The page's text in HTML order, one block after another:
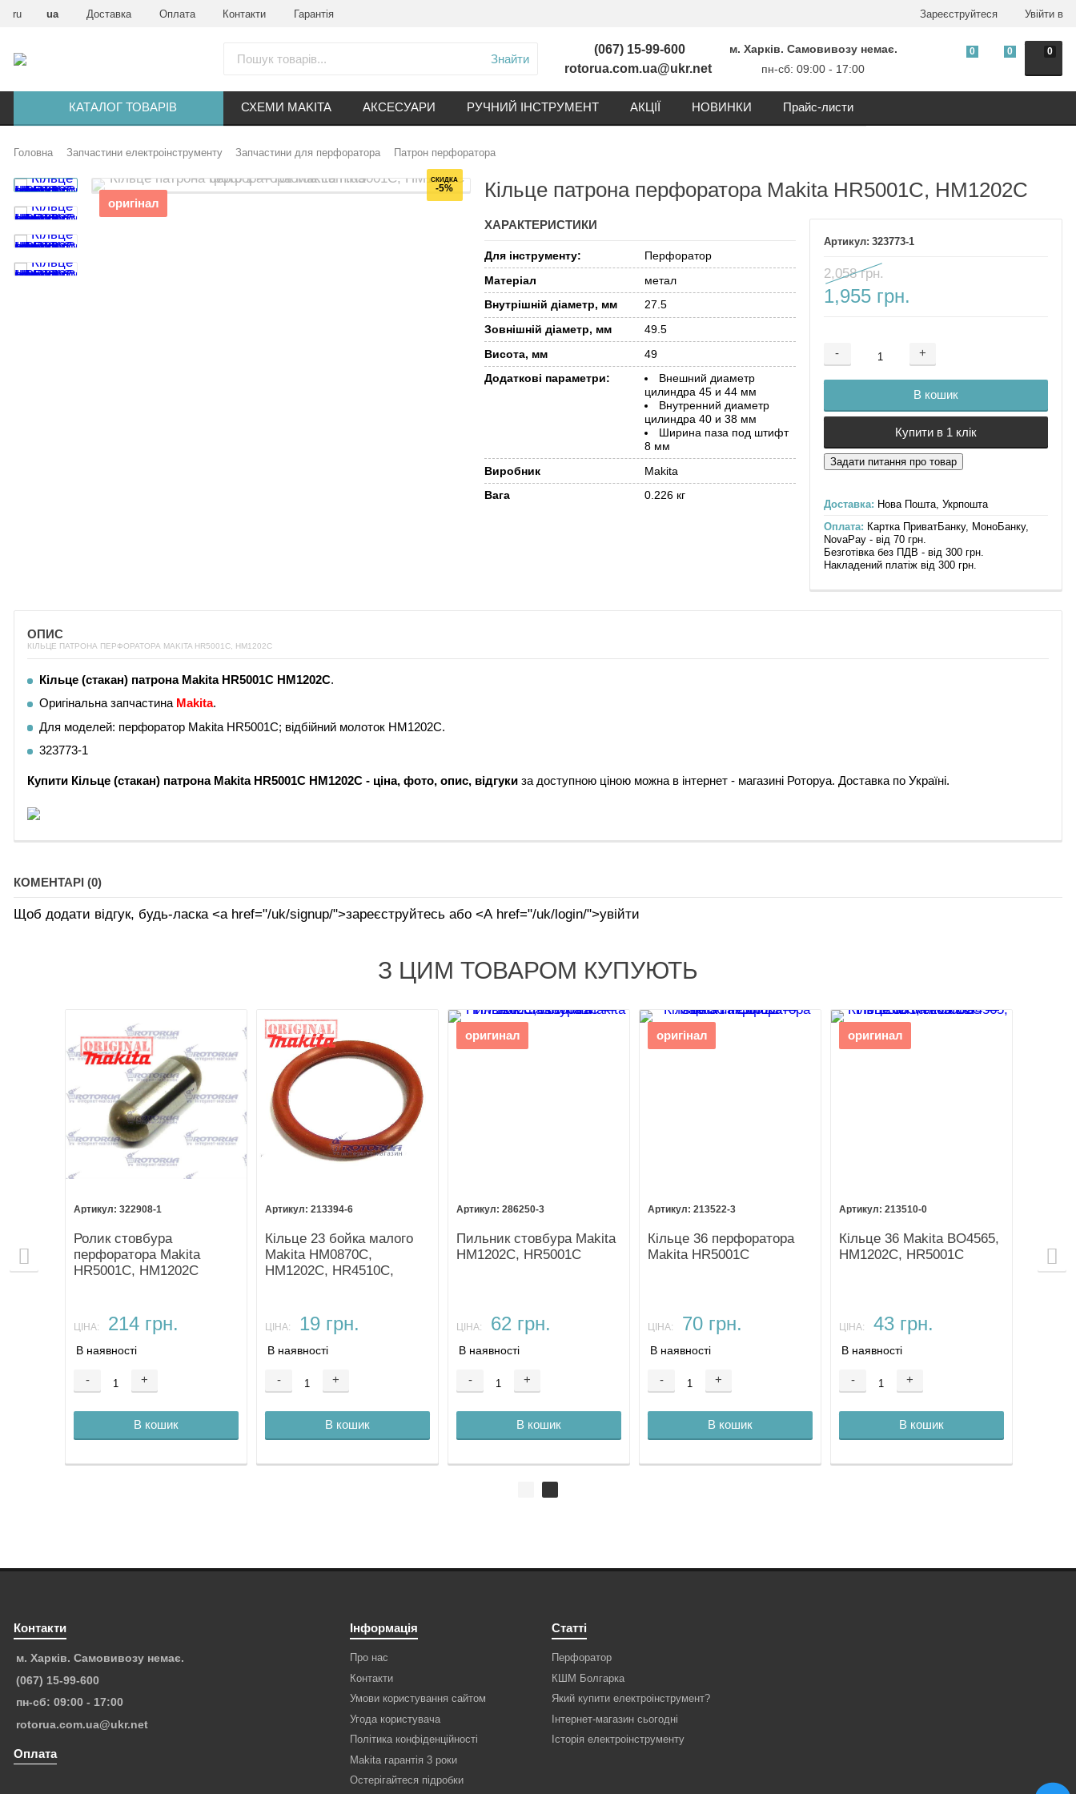
ru ua Доставка Оплата Контакти Гарантія Зареєструйтеся Увійти в
Знайти
(067) 15-99-600
rotorua.com.ua@ukr.net
м. Харків. Самовивозу немає.
пн-сб: 09:00 - 17:00
0
0 0
КАТАЛОГ ТОВАРІВ СХЕМИ MAKITA АКСЕСУАРИ РУЧНИЙ ІНСТРУМЕНТ АКЦІЇ НОВИНКИ Прайс-листи
Головна Запчастини електроінструменту Запчастини для перфоратора Патрон перфоратора
СКИДКА
-5%
оригінал
Кільце патрона перфоратора Makita HR5001С, HM1202C
323773-1
2,058 грн.
1,955 грн.
- +
Додається ...
В кошик
Доданий
Купити в 1 клік
Доставка: Нова Пошта, Укрпошта
Оплата: Картка ПриватБанку, МоноБанку,
NovaPay - від 70 грн.
Безготівка без ПДВ - від 300 грн.
Накладений платіж від 300 грн.
ХАРАКТЕРИСТИКИ
Для інструменту: Перфоратор
Матеріал метал
Внутрішній діаметр, мм 27.5
Зовнішній діаметр, мм 49.5
Висота, мм 49
Додаткові параметри:
Внешний диаметр
цилиндра 45 и 44 мм
Внутренний диаметр
цилиндра 40 и 38 мм
Ширина паза под штифт
8 мм
Виробник Makita
Вага 0.226 кг
ОПИС
КІЛЬЦЕ ПАТРОНА ПЕРФОРАТОРА MAKITA HR5001С, HM1202C
Кільце (стакан) патрона Makita HR5001С HM1202C.
Оригінальна запчастина Makita.
Для моделей: перфоратор Makita HR5001С; відбійний молоток HM1202C.
323773-1
Купити Кільце (стакан) патрона Makita HR5001С HM1202C - ціна, фото, опис, відгуки за доступною ціною можна в інтернет - магазині Роторуа. Доставка по Україні.
КОМЕНТАРІ (0)
Щоб додати відгук, будь-ласка <а href="/uk/signup/">зареєструйтесь або <А href="/uk/login/">увійти
З ЦИМ ТОВАРОМ КУПУЮТЬ
322908-1
Ролик стовбура
перфоратора Makita
HR5001C, HM1202C
ЦІНА: 214 грн.
В наявності
- +
В кошик
213394-6
Кільце 23 бойка малого
Makita HM0870C,
HM1202C, HR4510C,
ЦІНА: 19 грн.
В наявності
- +
В кошик
оригинал
286250-3
Пильник стовбура Makita
HM1202C, HR5001C
ЦІНА: 62 грн.
В наявності
- +
В кошик
оригінал
213522-3
Кільце 36 перфоратора
Makita HR5001C
ЦІНА: 70 грн.
В наявності
- +
В кошик
оригинал
213510-0
Кільце 36 Makita BO4565,
HM1202C, HR5001C
ЦІНА: 43 грн.
В наявності
- +
В кошик
Контакти
м. Харків. Самовивозу немає.
(067) 15-99-600
пн-сб: 09:00 - 17:00
rotorua.com.ua@ukr.net
Оплата
Інформація
Про нас
Контакти
Умови користування сайтом
Угода користувача
Політика конфіденційності
Makita гарантія 3 роки
Остерігайтеся підробки
Статті
Перфоратор
КШМ Болгарка
Який купити електроінструмент?
Інтернет-магазин сьогодні
Історія електроінструменту